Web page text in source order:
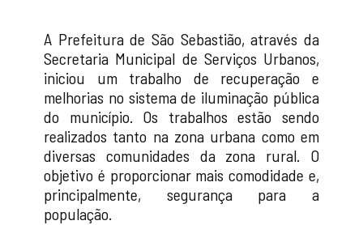
A Prefeitura de São Sebastião, através da
Secretaria Municipal de Serviços Urbanos,
iniciou um trabalho de recuperação e
melhorias no sistema de iluminação pública
do município. Os trabalhos estão sendo
realizados tanto na zona urbana como em
diversas comunidades da zona rural. O
objetivo é proporcionar mais comodidade e,
principalmente, segurança para a
população.